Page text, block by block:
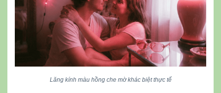
Lăng kính màu hồng che mờ khác biệt thực tế